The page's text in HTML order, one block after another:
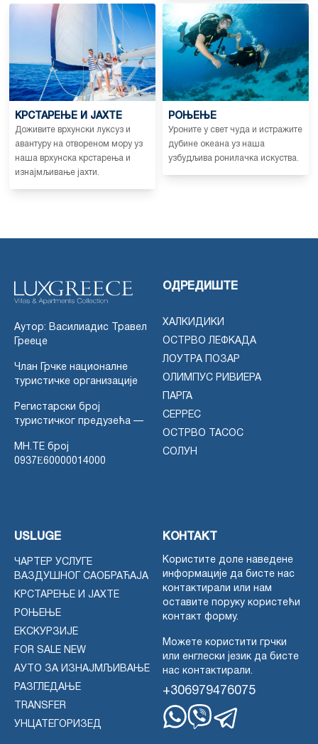
КРСТАРЕЊЕ И ЈАХТЕ
Доживите врхунски луксуз и
авантуру на отвореном мору уз
наша врхунска крстарења и
изнајмљивање јахти.
РОЊЕЊЕ
Уроните у свет чуда и истражите
дубине океана уз наша
узбудљива ронилачка искуства.
Аутор: Василиадис Травел
Грееце
Члан Грчке националне
туристичке организације
Регистарски број
туристичког предузећа —
MH.TE број
0937Ε60000014000
ОДРЕДИШТЕ
ХАЛКИДИКИ
ОСТРВО ЛЕФКАДА
ЛОУТРА ПОЗАР
ОЛИМПУС РИВИЕРА
ПАРГА
СЕРРЕС
ОСТРВО ТАСОС
СОЛУН
USLUGE
ЧАРТЕР УСЛУГЕ
ВАЗДУШНОГ САОБРАЋАЈА
КРСТАРЕЊЕ И ЈАХТЕ
РОЊЕЊЕ
ЕКСКУРЗИЈЕ
FOR SALE NEW
АУТО ЗА ИЗНАЈМЉИВАЊЕ
РАЗГЛЕДАЊЕ
TRANSFER
УНЦАТЕГОРИЗЕД
КОНТАКТ
Користите доле наведене
информације да бисте нас
контактирали или нам
оставите поруку користећи
контакт форму.
Можете користити грчки
или енглески језик да бисте
нас контактирали.
+306979476075